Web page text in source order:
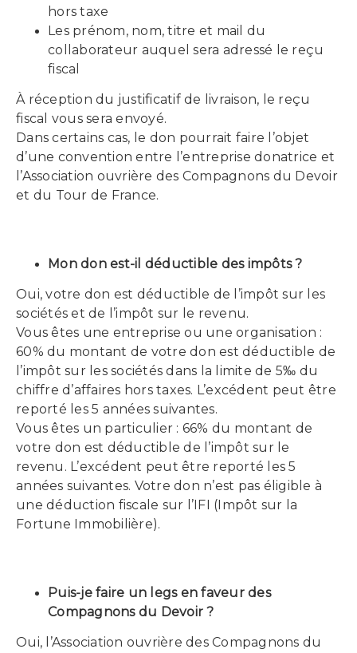
hors taxe
Les prénom, nom, titre et mail du
collaborateur auquel sera adressé le reçu
fiscal
À réception du justificatif de livraison, le reçu
fiscal vous sera envoyé.
Dans certains cas, le don pourrait faire l’objet
d’une convention entre l’entreprise donatrice et
l’Association ouvrière des Compagnons du Devoir
et du Tour de France.
Mon don est-il déductible des impôts ?
Oui, votre don est déductible de l’impôt sur les
sociétés et de l’impôt sur le revenu.
Vous êtes une entreprise ou une organisation :
60% du montant de votre don est déductible de
l’impôt sur les sociétés dans la limite de 5‰ du
chiffre d’affaires hors taxes. L’excédent peut être
reporté les 5 années suivantes.
Vous êtes un particulier : 66% du montant de
votre don est déductible de l’impôt sur le
revenu. L’excédent peut être reporté les 5
années suivantes. Votre don n’est pas éligible à
une déduction fiscale sur l’IFI (Impôt sur la
Fortune Immobilière).
Puis-je faire un legs en faveur des
Compagnons du Devoir ?
Oui, l’Association ouvrière des Compagnons du